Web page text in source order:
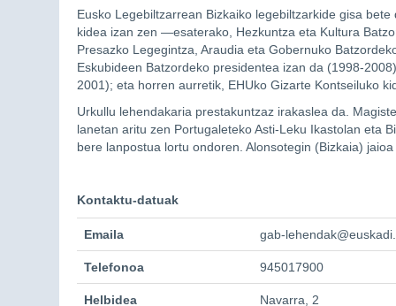
Eusko Legebiltzarrean Bizkaiko legebiltzarkide gisa
kidea izan zen —esaterako, Hezkuntza eta Kultura
Presazko Legegintza, Araudia eta Gobernuko
Eskubideen Batzordeko presidentea izan da (1998-
2001); eta horren aurretik, EHUko Gizarte Kontseiluko
Urkullu lehendakaria prestakuntzaz irakaslea da.
lanetan aritu zen Portugaleteko Asti-Leku Ikastolan eta
bere lanpostua lortu ondoren. Alonsotegin (Bizkaia)
Kontaktu-datuak
Emaila gab-
Telefonoa 945017900
Helbidea
Navarra, 2